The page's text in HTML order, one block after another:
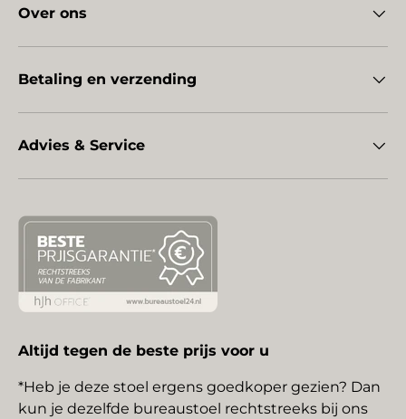
Over ons
Betaling en verzending
Advies & Service
Altijd tegen de beste prijs voor u
*Heb je deze stoel ergens goedkoper gezien? Dan
kun je dezelfde bureaustoel rechtstreeks bij ons